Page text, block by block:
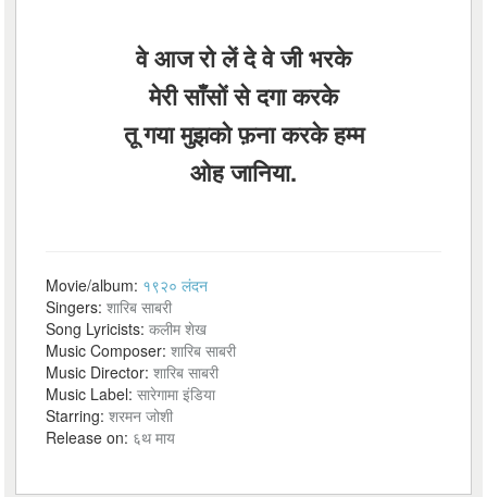
वे आज रो लें दे वे जी भरके
मेरी साँसों से दगा करके
तू गया मुझको फ़ना करके हम्म
ओह जानिया.
Movie/album: १९२० लंदन
Singers:शारिब साबरी
Song Lyricists:कलीम शेख
Music Composer:शारिब साबरी
Music Director:शारिब साबरी
Music Label:सारेगामा इंडिया
Starring:शरमन जोशी
Release on: ६थ माय